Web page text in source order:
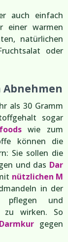
auch einfach
einer warmen
natürlichen
oder
als 30 Gramm
sogar
wie zum
können die
Sie sollen die
und das Dar
nützlichen M
in der
pflegen und
zu wirken. So
Darmkur gegen